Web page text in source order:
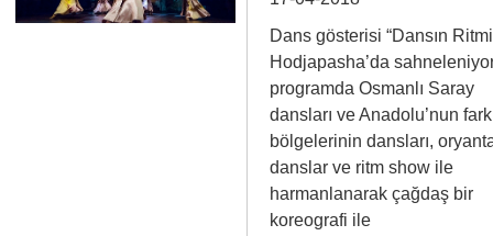
Dans gösterisi “Dansın
Hodjapasha’da
programda Osmanlı Saray
dansları ve Anadolu’nun
bölgelerinin dansları,
danslar ve ritm show ile
harmanlanarak çağdaş bir
koreografi ile